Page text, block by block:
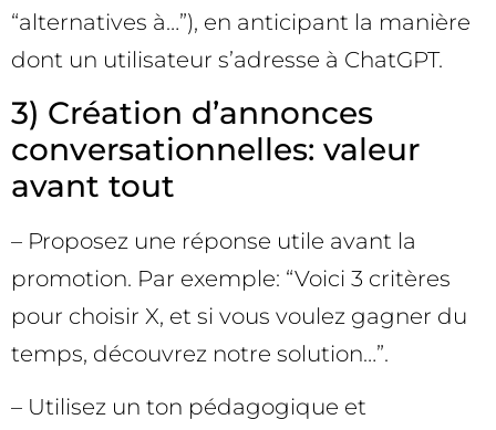
“alternatives à…”), en anticipant la manière
dont un utilisateur s’adresse à ChatGPT.
3) Création d’annonces
conversationnelles: valeur
avant tout
– Proposez une réponse utile avant la
promotion. Par exemple: “Voici 3 critères
pour choisir X, et si vous voulez gagner du
temps, découvrez notre solution…”.
– Utilisez un ton pédagogique et